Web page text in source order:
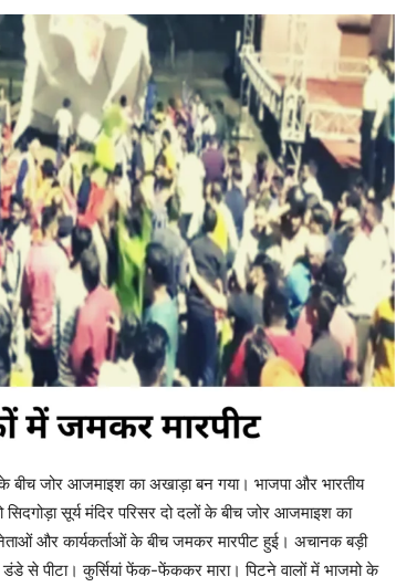
बीच जोर आजमाइश का अखाड़ा बन गया। भाजपा और भारतीय
सूर्य मंदिर परिसर दो दलों के बीच जोर आजमाइश का
और कार्यकर्ताओं के बीच जमकर मारपीट हुई। अचानक बड़ी
से पीटा। कुर्सियां फेंक-फेंककर मारा। पिटने वालों में भाजमो के